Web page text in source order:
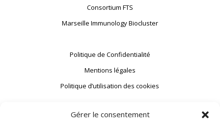
Gérer le consentement
Consortium FTS
Marseille Immunology Biocluster
Politique de Confidentialité
Mentions légales
Politique d’utilisation des cookies
Prêt à innover avec nous ?